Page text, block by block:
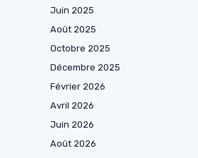
Juin 2025
Août 2025
Octobre 2025
Décembre 2025
Février 2026
Avril 2026
Juin 2026
Août 2026